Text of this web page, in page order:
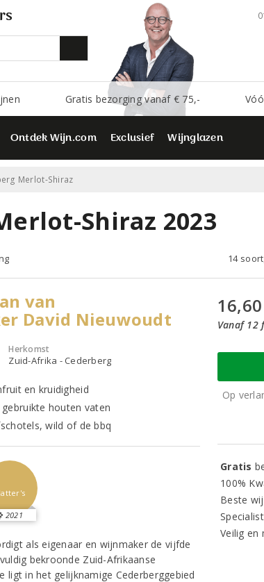
Gratis bezorging vanaf € 75,-
Ontdek Wijn.com Exclusief Wijnglazen
Merlot-Shiraz
Shiraz 2023
14
van
David Nieuwoudt
Herkomst
Zuid-Afrika - Cederberg
en kruidigheid
houten vaten
wild of de bbq
2021
als eigenaar en wijnmaker de vijfde
bekroonde Zuid-Afrikaanse
ligt in het gelijknamige Cederberggebied
16,60
Vanaf 12
Op
Gratis
100%
Beste
Veilig en